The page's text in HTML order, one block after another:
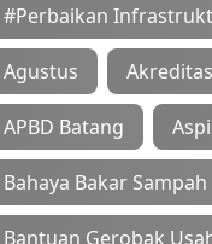
#Perbaikan
Agustus
APBD Batang
Bahaya Bakar Sampah
Bantuan Gerobak